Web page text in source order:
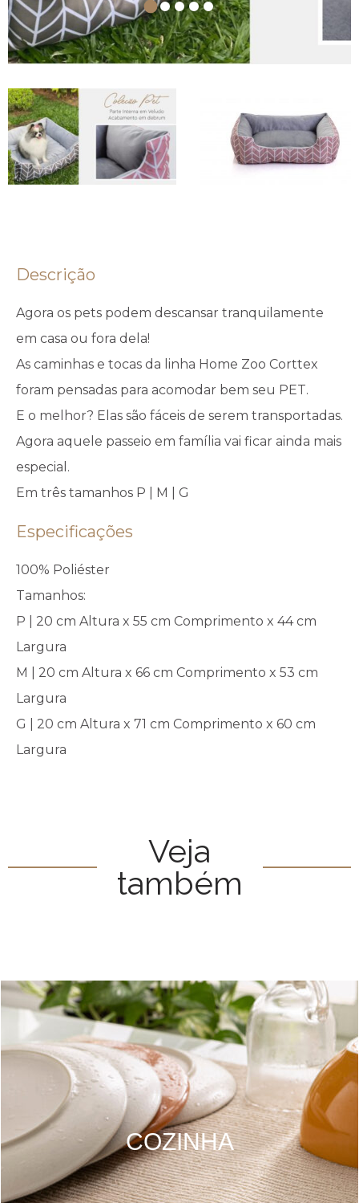
Descrição
Agora os pets podem descansar tranquilamente
em casa ou fora dela!
As caminhas e tocas da linha Home Zoo Corttex
foram pensadas para acomodar bem seu PET.
E o melhor? Elas são fáceis de serem transportadas.
Agora aquele passeio em família vai ficar ainda mais
especial.
Em três tamanhos P | M | G
Especificações
100% Poliéster
Tamanhos:
P | 20 cm Altura x 55 cm Comprimento x 44 cm
Largura
M | 20 cm Altura x 66 cm Comprimento x 53 cm
Largura
G | 20 cm Altura x 71 cm Comprimento x 60 cm
Largura
Veja
também
COZINHA